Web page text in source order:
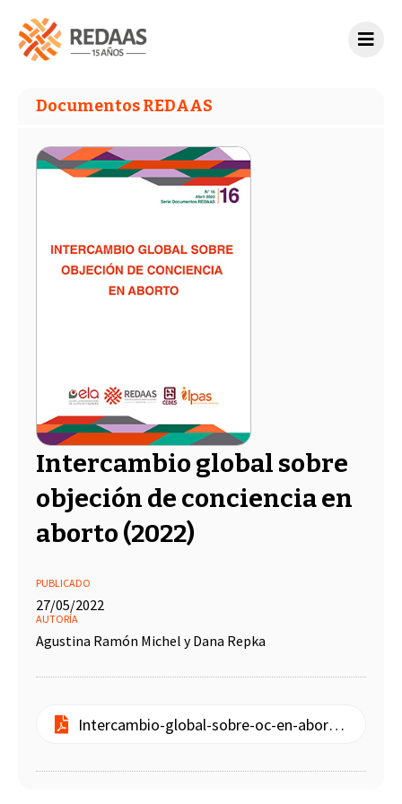
Documentos REDAAS
Intercambio global sobre
objeción de conciencia en
aborto (2022)
AUTORÍA
Agustina Ramón Michel y Dana Repka
PUBLICADO
27/05/2022
Intercambio-global-sobre-oc-en-aborto.pdf